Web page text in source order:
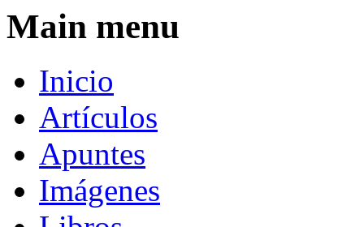
Main menu
Inicio
Artículos
Apuntes
Imágenes